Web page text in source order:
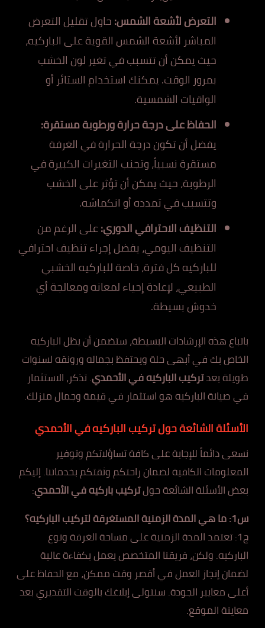
التعرض لأشعة الشمس:حاول تقليل التعرض
المباشر لأشعة الشمس القوية على الباركيه،
حيث يمكن أن تتسبب في تغير لون الخشب
بمرور الوقت. يمكنك استخدام الستائر أو
الواقيات الشمسية.
الحفاظ على درجة حرارة ورطوبة مستقرة:
يفضل أن تكون درجة الحرارة في الغرفة
مستقرة نسبياً، وتجنب التغيرات الكبيرة في
الرطوبة، حيث يمكن أن تؤثر على الخشب
وتتسبب في تمدده أو انكماشه.
التنظيف الاحترافي الدوري:على الرغم من
التنظيف اليومي، يفضل إجراء تنظيف احترافي
للباركيه كل فترة، خاصة للباركيه الخشبي
الطبيعي، لإعادة إحياء لمعانه ومعالجة أي
خدوش بسيطة.
باتباع هذه الإرشادات البسيطة، ستضمن أن يظل الباركيه
الخاص بك في أبهى حلة ويحتفظ بجماله ورونقه لسنوات
طويلة بعدتركيب الباركيه في الأحمدي. تذكر، الاستثمار
في صيانة الباركيه هو استثمار في قيمة وجمال منزلك.
الأسئلة الشائعة حول تركيب الباركيه في الأحمدي
نسعى دائماً للإجابة على كافة تساؤلاتكم وتوفير
المعلومات الكافية لضمان راحتكم وثقتكم بخدماتنا. إليكم
بعض الأسئلة الشائعة حولتركيب باركيه في الأحمدي:
س1: ما هي المدة الزمنية المستغرقة لتركيب الباركيه؟
ج1: تعتمد المدة الزمنية على مساحة الغرفة ونوع
الباركيه. ولكن، فريقنا المتخصص يعمل بكفاءة عالية
لضمان إنجاز العمل في أقصر وقت ممكن، مع الحفاظ على
أعلى معايير الجودة. سنتولى إبلاغك بالوقت التقديري بعد
معاينة الموقع.